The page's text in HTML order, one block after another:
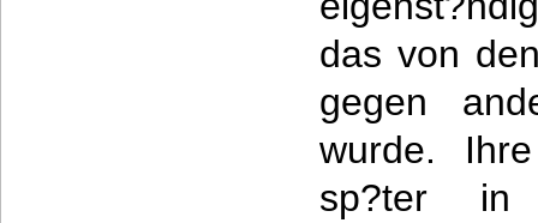
das von
gegen
wurde.
sp?ter